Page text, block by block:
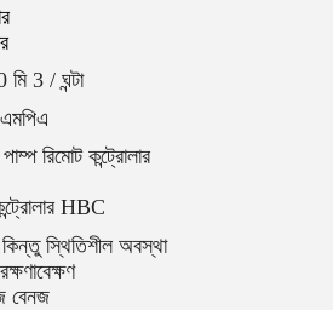
3 / ঘন্টা
রিমোট কন্ট্রোলার
HBC
স্থিতিশীল অবস্থা
বেনজ